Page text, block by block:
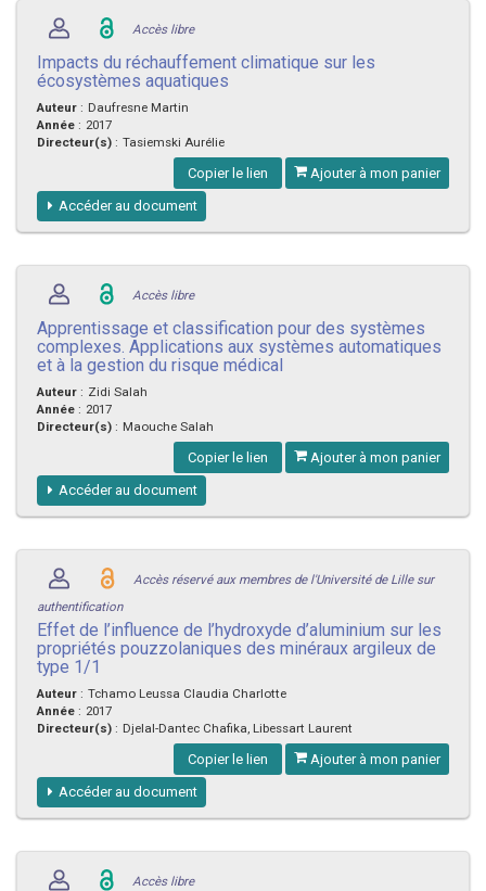
Accès libre
Impacts du réchauffement climatique sur les
écosystèmes aquatiques
Auteur : Daufresne Martin
Année : 2017
Directeur(s) : Tasiemski Aurélie
Copier le lien Ajouter à mon panier
Accéder au document
Accès libre
Apprentissage et classification pour des systèmes
complexes. Applications aux systèmes automatiques
et à la gestion du risque médical
Auteur : Zidi Salah
Année : 2017
Directeur(s) : Maouche Salah
Copier le lien Ajouter à mon panier
Accéder au document
Accès réservé aux membres de l'Université de Lille sur
authentification
Effet de l’influence de l’hydroxyde d’aluminium sur les
propriétés pouzzolaniques des minéraux argileux de
type 1/1
Auteur : Tchamo Leussa Claudia Charlotte
Année : 2017
Directeur(s) : Djelal-Dantec Chafika, Libessart Laurent
Copier le lien Ajouter à mon panier
Accéder au document
Accès libre